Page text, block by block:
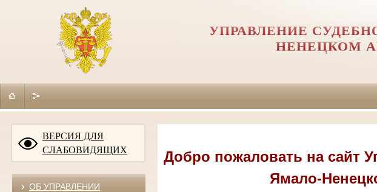
УПРАВЛЕНИЕ
НЕНЕЦКОМ
ВЕРСИЯ ДЛЯ
СЛАБОВИДЯЩИХ
ОБ УПРАВЛЕНИИ
Добро пожаловать на сайт
Ямало-